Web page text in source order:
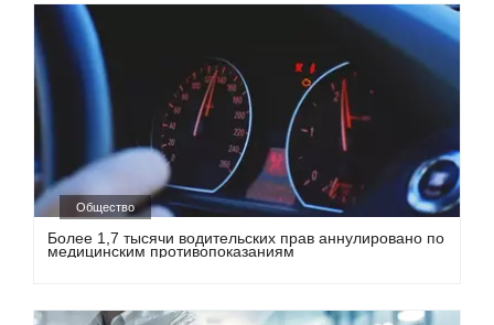
Общество
Более 1,7 тысячи водительских прав аннулировано по
медицинским противопоказаниям